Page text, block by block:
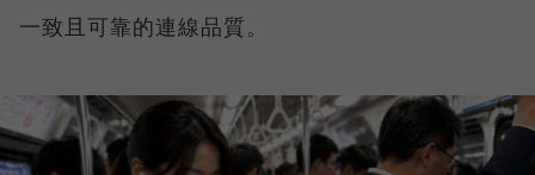
一致且可靠的連線品質。